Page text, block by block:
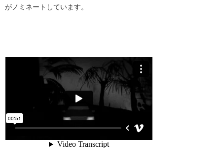
がノミネートしています。